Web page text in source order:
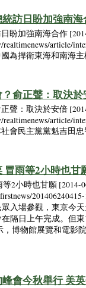
訪日盼加強南海
加強南海合作
article/
國為捍衛東海和南海
俞正聲：取決
聲：取決於安倍
article/
社會民主黨黨魁吉田
雨等2小時也甘
2小時也甘願 [2014-
入場參觀，東京今
隔日上午完成。但
博物館展覽和電影
會今秋舉行 美